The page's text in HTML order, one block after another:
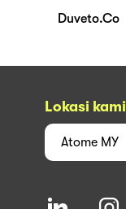
Duveto.Co
Lokasi kami
Atome MY